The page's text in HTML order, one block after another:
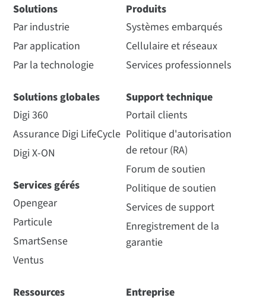
Solutions
Par industrie
Par application
Par la technologie
Solutions globales
Digi 360
Assurance Digi LifeCycle
Digi X-ON
Services gérés
Opengear
Particule
SmartSense
Ventus
Produits
Systèmes embarqués
Cellulaire et réseaux
Services professionnels
Support technique
Portail clients
Politique d'autorisation
de retour (RA)
Forum de soutien
Politique de soutien
Services de support
Enregistrement de la
garantie
Ressources
Entreprise